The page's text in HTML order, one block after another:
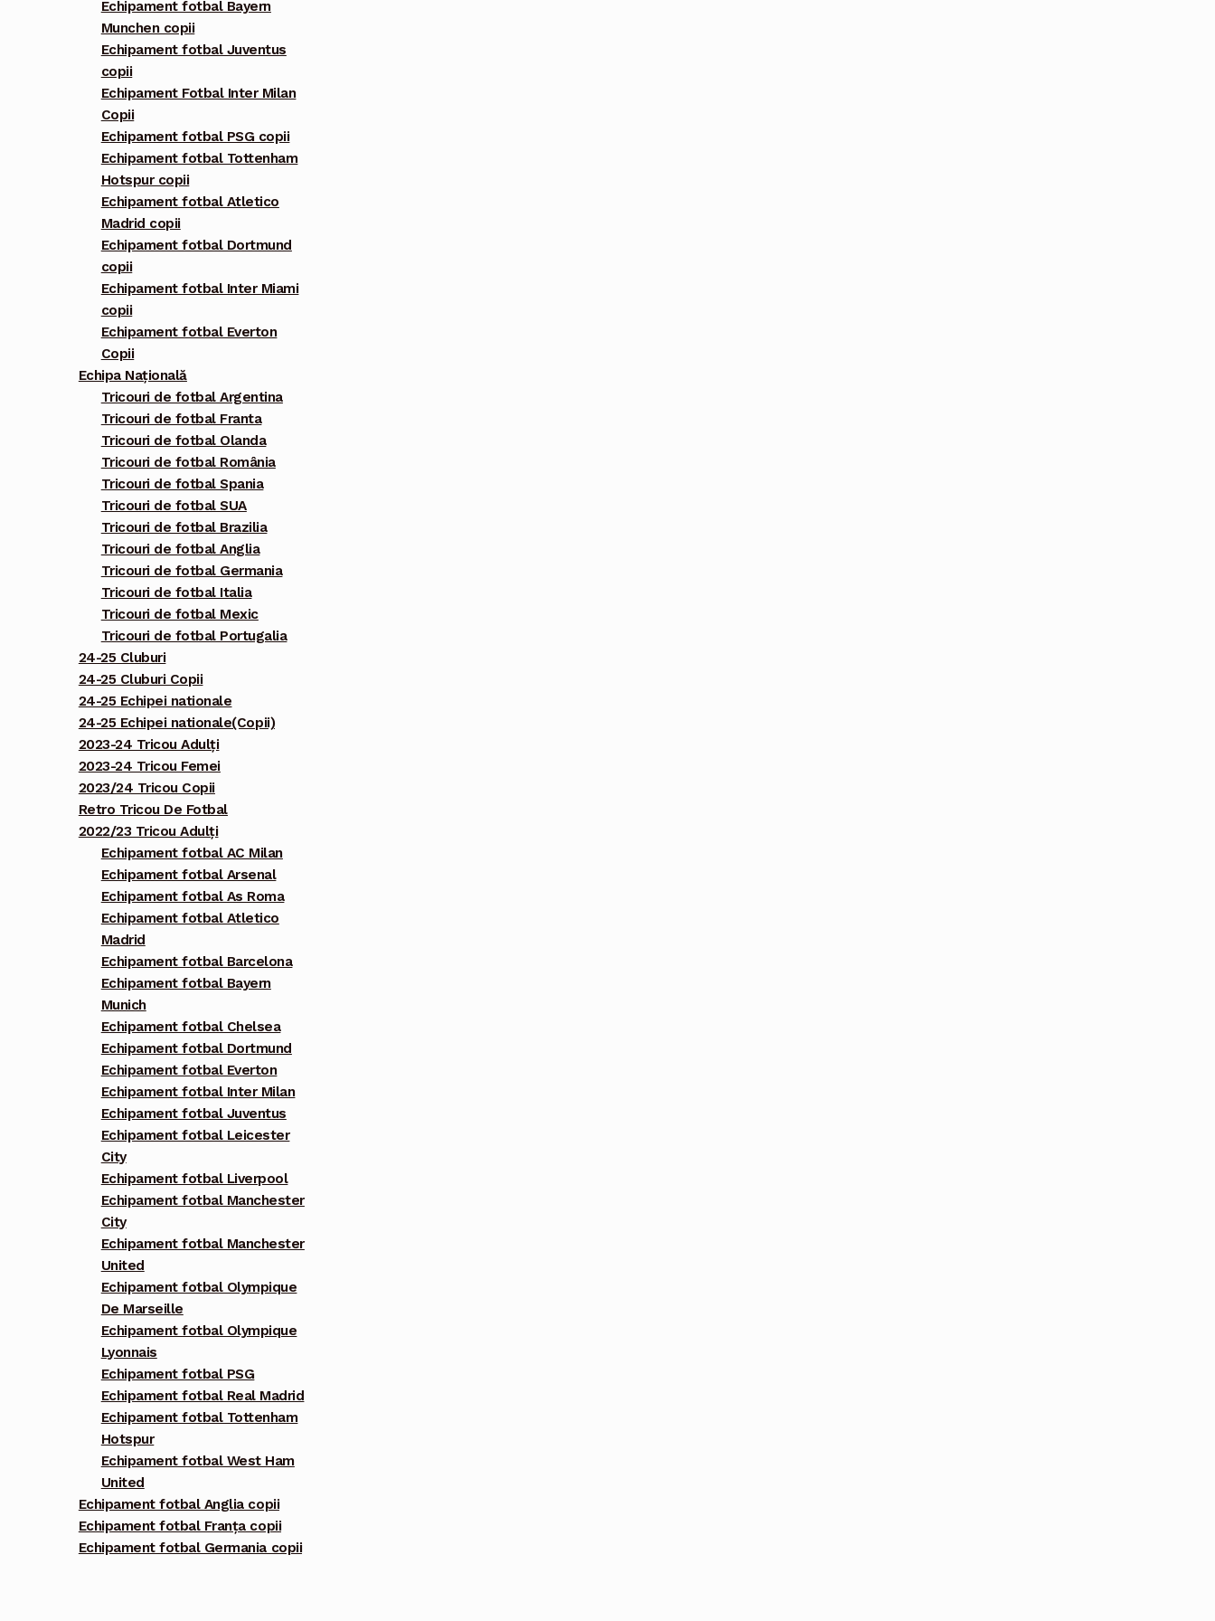
Echipament fotbal Bayern
Munchen copii
Echipament fotbal Juventus
copii
Echipament Fotbal Inter Milan
Copii
Echipament fotbal PSG copii
Echipament fotbal Tottenham
Hotspur copii
Echipament fotbal Atletico
Madrid copii
Echipament fotbal Dortmund
copii
Echipament fotbal Inter Miami
copii
Echipament fotbal Everton
Copii
Echipa Națională
Tricouri de fotbal Argentina
Tricouri de fotbal Franta
Tricouri de fotbal Olanda
Tricouri de fotbal România
Tricouri de fotbal Spania
Tricouri de fotbal SUA
Tricouri de fotbal Brazilia
Tricouri de fotbal Anglia
Tricouri de fotbal Germania
Tricouri de fotbal Italia
Tricouri de fotbal Mexic
Tricouri de fotbal Portugalia
24-25 Cluburi
24-25 Cluburi Copii
24-25 Echipei nationale
24-25 Echipei nationale(Copii)
2023-24 Tricou Adulți
2023-24 Tricou Femei
2023/24 Tricou Copii
Retro Tricou De Fotbal
2022/23 Tricou Adulți
Echipament fotbal AC Milan
Echipament fotbal Arsenal
Echipament fotbal As Roma
Echipament fotbal Atletico
Madrid
Echipament fotbal Barcelona
Echipament fotbal Bayern
Munich
Echipament fotbal Chelsea
Echipament fotbal Dortmund
Echipament fotbal Everton
Echipament fotbal Inter Milan
Echipament fotbal Juventus
Echipament fotbal Leicester
City
Echipament fotbal Liverpool
Echipament fotbal Manchester
City
Echipament fotbal Manchester
United
Echipament fotbal Olympique
De Marseille
Echipament fotbal Olympique
Lyonnais
Echipament fotbal PSG
Echipament fotbal Real Madrid
Echipament fotbal Tottenham
Hotspur
Echipament fotbal West Ham
United
Echipament fotbal Anglia copii
Echipament fotbal Franța copii
Echipament fotbal Germania copii